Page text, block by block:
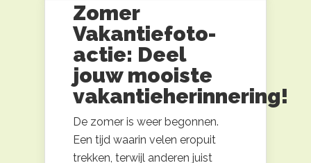
Zomer
Vakantiefoto-
actie: Deel
jouw mooiste
vakantieherinnering!
De zomer is weer begonnen.
Een tijd waarin velen eropuit
trekken, terwijl anderen juist